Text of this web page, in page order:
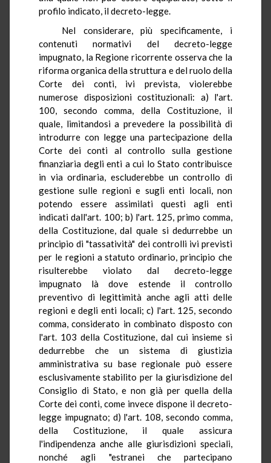
profilo indicato, il decreto-legge.
Nel considerare, più specificamente, i
contenuti normativi del decreto-legge
impugnato, la Regione ricorrente osserva che la
riforma organica della struttura e del ruolo della
Corte dei conti, ivi prevista, violerebbe
numerose disposizioni costituzionali: a) l'art.
100, secondo comma, della Costituzione, il
quale, limitandosi a prevedere la possibilità di
introdurre con legge una partecipazione della
Corte dei conti al controllo sulla gestione
finanziaria degli enti a cui lo Stato contribuisce
in via ordinaria, escluderebbe un controllo di
gestione sulle regioni e sugli enti locali, non
potendo essere assimilati questi agli enti
indicati dall'art. 100; b) l'art. 125, primo comma,
della Costituzione, dal quale si dedurrebbe un
principio di "tassatività" dei controlli ivi previsti
per le regioni a statuto ordinario, principio che
risulterebbe violato dal decreto-legge
impugnato là dove estende il controllo
preventivo di legittimità anche agli atti delle
regioni e degli enti locali; c) l'art. 125, secondo
comma, considerato in combinato disposto con
l'art. 103 della Costituzione, dal cui insieme si
dedurrebbe che un sistema di giustizia
amministrativa su base regionale può essere
esclusivamente stabilito per la giurisdizione del
Consiglio di Stato, e non già per quella della
Corte dei conti, come invece dispone il decreto-
legge impugnato; d) l'art. 108, secondo comma,
della Costituzione, il quale assicura
l'indipendenza anche alle giurisdizioni speciali,
nonché agli "estranei che partecipano